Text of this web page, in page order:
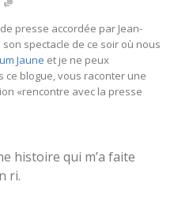
presse accordée par Jean-
spectacle de ce soir où nous
Jaune et je ne peux
ce blogue, vous raconter une
«rencontre avec la presse
histoire qui m’a faite
ri.